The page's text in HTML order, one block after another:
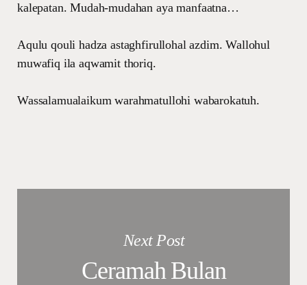
kalepatan. Mudah-mudahan aya manfaatna…
Aqulu qouli hadza astaghfirullohal azdim. Wallohul
muwafiq ila aqwamit thoriq.
Wassalamualaikum warahmatullohi wabarokatuh.
Next Post
Ceramah Bulan